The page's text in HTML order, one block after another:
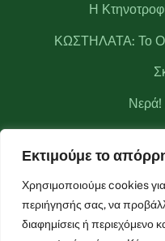
Εκτιμούμε το
Χρησιμοποιούμε cookies
περιήγησής σας, να
διαφημίσεις ή περιεχόμενο
Η
ΚΩΣΤΗΛΑΤΑ: Το